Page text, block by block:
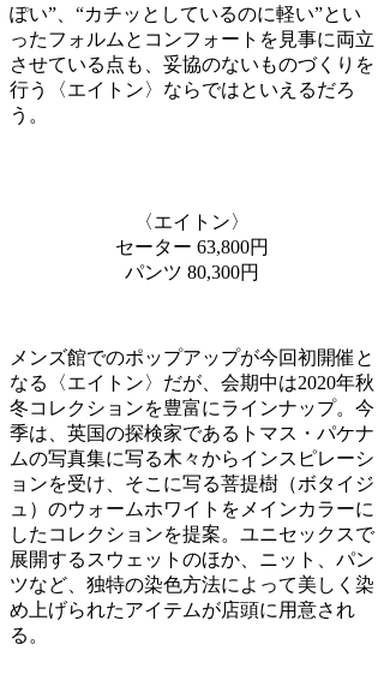
ぽい”、“カチッとしているのに軽い”とい
ったフォルムとコンフォートを見事に両立
させている点も、妥協のないものづくりを
行う〈エイトン〉ならではといえるだろ
う。
〈エイトン〉
セーター 63,800円
パンツ 80,300円
メンズ館でのポップアップが今回初開催と
なる〈エイトン〉だが、会期中は2020年秋
冬コレクションを豊富にラインナップ。今
季は、英国の探検家であるトマス・パケナ
ムの写真集に写る木々からインスピレーシ
ョンを受け、そこに写る菩提樹（ボタイジ
ュ）のウォームホワイトをメインカラーに
したコレクションを提案。ユニセックスで
展開するスウェットのほか、ニット、パン
ツなど、独特の染色方法によって美しく染
め上げられたアイテムが店頭に用意され
る。